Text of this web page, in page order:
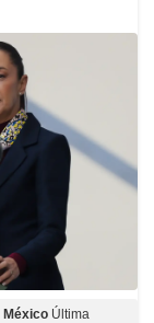
México Última